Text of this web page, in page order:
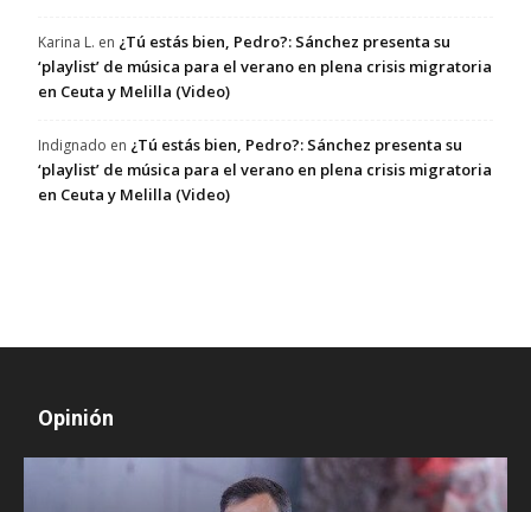
Karina L. en ¿Tú estás bien, Pedro?: Sánchez presenta su
‘playlist’ de música para el verano en plena crisis migratoria
en Ceuta y Melilla (Video)
Indignado en ¿Tú estás bien, Pedro?: Sánchez presenta su
‘playlist’ de música para el verano en plena crisis migratoria
en Ceuta y Melilla (Video)
Opinión